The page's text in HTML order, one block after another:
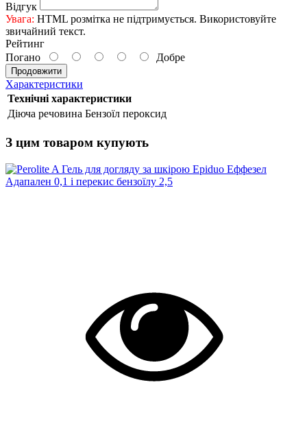
Відгук
Увага: HTML розмітка не підтримується. Використовуйте
звичайний текст.
Рейтинг
Погано
Добре
Продовжити
Характеристики
Технічні характеристики
Діюча речовина Бензоїл пероксид
З цим товаром купують